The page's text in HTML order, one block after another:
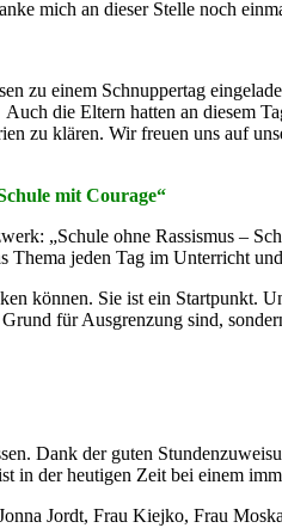
mich an dieser Stelle noch
zu einem Schnuppertag
die Eltern hatten an diesem
zu klären. Wir freuen uns auf
mit Courage“
„Schule ohne Rassismus –
jeden Tag im Unterricht
können. Sie ist ein Startpunkt.
für Ausgrenzung sind,
Dank der guten
in der heutigen Zeit bei einem
Jordt, Frau Kiejko, Frau